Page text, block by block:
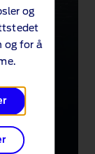
og
og for å